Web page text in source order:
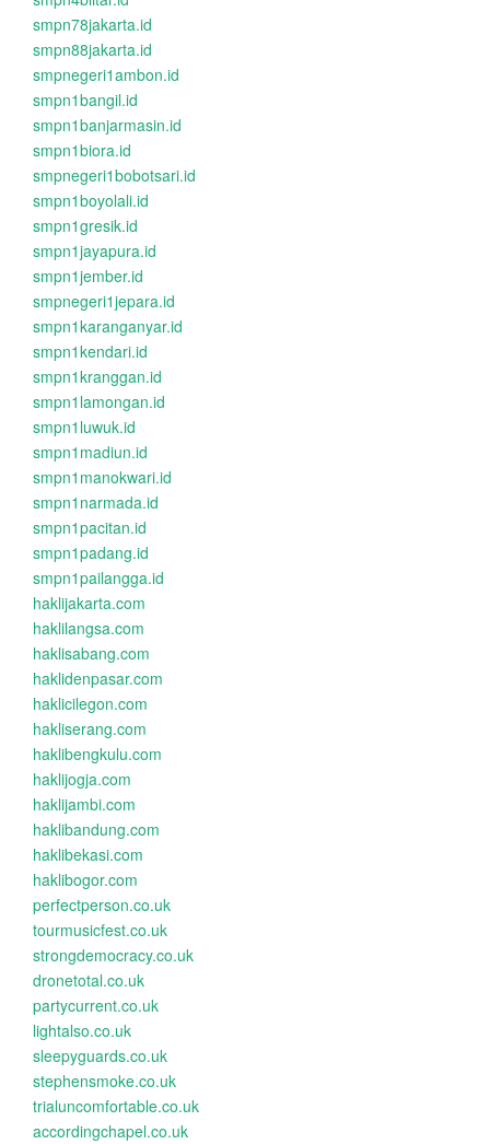
smpn78jakarta.id
smpn88jakarta.id
smpnegeri1ambon.id
smpn1bangil.id
smpn1banjarmasin.id
smpn1biora.id
smpnegeri1bobotsari.id
smpn1boyolali.id
smpn1gresik.id
smpn1jayapura.id
smpn1jember.id
smpnegeri1jepara.id
smpn1karanganyar.id
smpn1kendari.id
smpn1kranggan.id
smpn1lamongan.id
smpn1luwuk.id
smpn1madiun.id
smpn1manokwari.id
smpn1narmada.id
smpn1pacitan.id
smpn1padang.id
smpn1pailangga.id
haklijakarta.com
haklilangsa.com
haklisabang.com
haklidenpasar.com
haklicilegon.com
hakliserang.com
haklibengkulu.com
haklijogja.com
haklijambi.com
haklibandung.com
haklibekasi.com
haklibogor.com
perfectperson.co.uk
tourmusicfest.co.uk
strongdemocracy.co.uk
dronetotal.co.uk
partycurrent.co.uk
lightalso.co.uk
sleepyguards.co.uk
stephensmoke.co.uk
trialuncomfortable.co.uk
accordingchapel.co.uk